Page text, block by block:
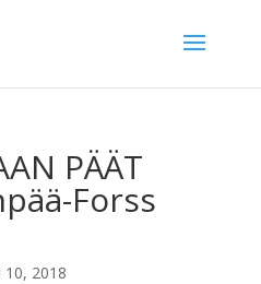
PÄÄT
Forss
10, 2018